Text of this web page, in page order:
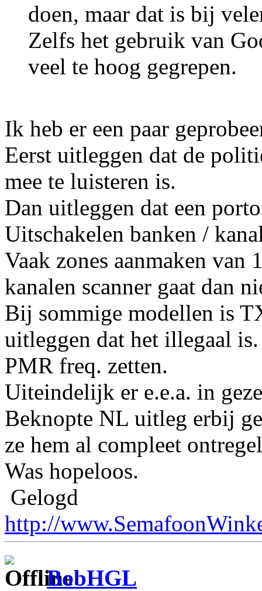
doen, maar dat is bij
Zelfs het gebruik van
veel te hoog gegrepen.
Ik heb er een paar
Eerst uitleggen dat de
mee te luisteren is.
Dan uitleggen dat een
Uitschakelen banken /
Vaak zones aanmaken van
kanalen scanner gaat dan
Bij sommige modellen is
uitleggen dat het illegaal
PMR freq. zetten.
Uiteindelijk er e.e.a. in
Beknopte NL uitleg erbij
ze hem al compleet
Was hopeloos.
Gelogd
http://
BobHGL